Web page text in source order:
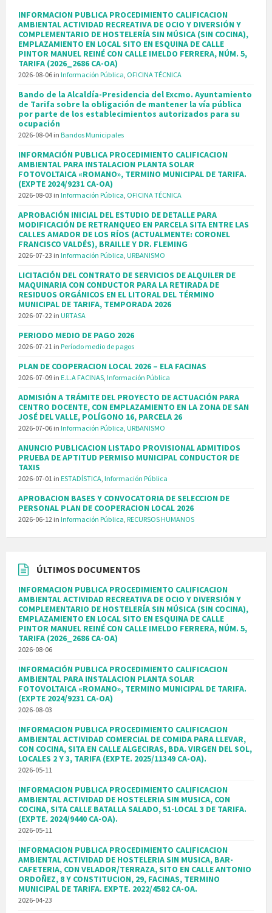
INFORMACION PUBLICA PROCEDIMIENTO CALIFICACION
AMBIENTAL ACTIVIDAD RECREATIVA DE OCIO Y DIVERSIÓN Y
COMPLEMENTARIO DE HOSTELERÍA SIN MÚSICA (SIN COCINA),
EMPLAZAMIENTO EN LOCAL SITO EN ESQUINA DE CALLE
PINTOR MANUEL REINÉ CON CALLE IMELDO FERRERA, NÚM. 5,
TARIFA (2026_2686 CA-OA)
2026-08-06 in Información Pública OFICINA TÉCNICA
Bando de la Alcaldía-Presidencia del Excmo. Ayuntamiento
de Tarifa sobre la obligación de mantener la vía pública
por parte de los establecimientos autorizados para su
ocupación
2026-08-04 in Bandos Municipales
INFORMACIÓN PUBLICA PROCEDIMIENTO CALIFICACION
AMBIENTAL PARA INSTALACION PLANTA SOLAR
FOTOVOLTAICA «ROMANO», TERMINO MUNICIPAL DE TARIFA.
(EXPTE 2024/9231 CA-OA)
2026-08-03 in Información Pública OFICINA TÉCNICA
APROBACIÓN INICIAL DEL ESTUDIO DE DETALLE PARA
MODIFICACIÓN DE RETRANQUEO EN PARCELA SITA ENTRE LAS
CALLES AMADOR DE LOS RÍOS (ACTUALMENTE: CORONEL
FRANCISCO VALDÉS), BRAILLE Y DR. FLEMING
2026-07-23 in Información Pública URBANISMO
LICITACIÓN DEL CONTRATO DE SERVICIOS DE ALQUILER DE
MAQUINARIA CON CONDUCTOR PARA LA RETIRADA DE
RESIDUOS ORGÁNICOS EN EL LITORAL DEL TÉRMINO
MUNICIPAL DE TARIFA, TEMPORADA 2026
2026-07-22 in URTASA
PERIODO MEDIO DE PAGO 2026
2026-07-21 in Período medio de pagos
PLAN DE COOPERACION LOCAL 2026 – ELA FACINAS
2026-07-09 in E.L.A FACINAS Información Pública
ADMISIÓN A TRÁMITE DEL PROYECTO DE ACTUACIÓN PARA
CENTRO DOCENTE, CON EMPLAZAMIENTO EN LA ZONA DE SAN
JOSÉ DEL VALLE, POLÍGONO 16, PARCELA 26
2026-07-06 in Información Pública URBANISMO
ANUNCIO PUBLICACION LISTADO PROVISIONAL ADMITIDOS
PRUEBA DE APTITUD PERMISO MUNICIPAL CONDUCTOR DE
TAXIS
2026-07-01 in ESTADÍSTICA Información Pública
APROBACION BASES Y CONVOCATORIA DE SELECCION DE
PERSONAL PLAN DE COOPERACION LOCAL 2026
2026-06-12 in Información Pública RECURSOS HUMANOS
ÚLTIMOS DOCUMENTOS
INFORMACION PUBLICA PROCEDIMIENTO CALIFICACION
AMBIENTAL ACTIVIDAD RECREATIVA DE OCIO Y DIVERSIÓN Y
COMPLEMENTARIO DE HOSTELERÍA SIN MÚSICA (SIN COCINA),
EMPLAZAMIENTO EN LOCAL SITO EN ESQUINA DE CALLE
PINTOR MANUEL REINÉ CON CALLE IMELDO FERRERA, NÚM. 5,
TARIFA (2026_2686 CA-OA)
2026-08-06
INFORMACIÓN PUBLICA PROCEDIMIENTO CALIFICACION
AMBIENTAL PARA INSTALACION PLANTA SOLAR
FOTOVOLTAICA «ROMANO», TERMINO MUNICIPAL DE TARIFA.
(EXPTE 2024/9231 CA-OA)
2026-08-03
INFORMACION PUBLICA PROCEDIMIENTO CALIFICACION
AMBIENTAL ACTIVIDAD COMERCIAL DE COMIDA PARA LLEVAR,
CON COCINA, SITA EN CALLE ALGECIRAS, BDA. VIRGEN DEL SOL,
LOCALES 2 Y 3, TARIFA (EXPTE. 2025/11349 CA-OA).
2026-05-11
INFORMACION PUBLICA PROCEDIMIENTO CALIFICACION
AMBIENTAL ACTIVIDAD DE HOSTELERIA SIN MUSICA, CON
COCINA, SITA CALLE BATALLA SALADO, 51-LOCAL 3 DE TARIFA.
(EXPTE. 2024/9440 CA-OA).
2026-05-11
INFORMACION PUBLICA PROCEDIMIENTO CALIFICACION
AMBIENTAL ACTIVIDAD DE HOSTELERIA SIN MUSICA, BAR-
CAFETERIA, CON VELADOR/TERRAZA, SITO EN CALLE ANTONIO
ORDOÑEZ, 8 Y CONSTITUCION, 29, FACINAS, TERMINO
MUNICIPAL DE TARIFA. EXPTE. 2022/4582 CA-OA.
2026-04-23